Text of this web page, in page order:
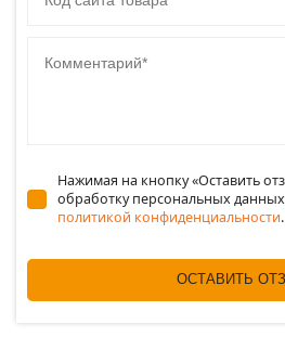
Нажимая на кнопку «Оставить
обработку персональных
политикой конфиденциальности.
ОСТАВИТЬ